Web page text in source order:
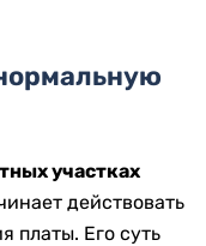
участках
действовать
платы. Его суть